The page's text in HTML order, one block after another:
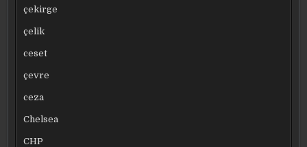
çekirge
çelik
ceset
çevre
ceza
Chelsea
CHP